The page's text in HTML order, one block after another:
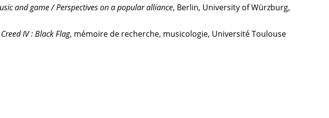
and game / Perspectives on a popular alliance, Berlin, University of Würzburg,
IV : Black Flag, mémoire de recherche, musicologie, Université Toulouse